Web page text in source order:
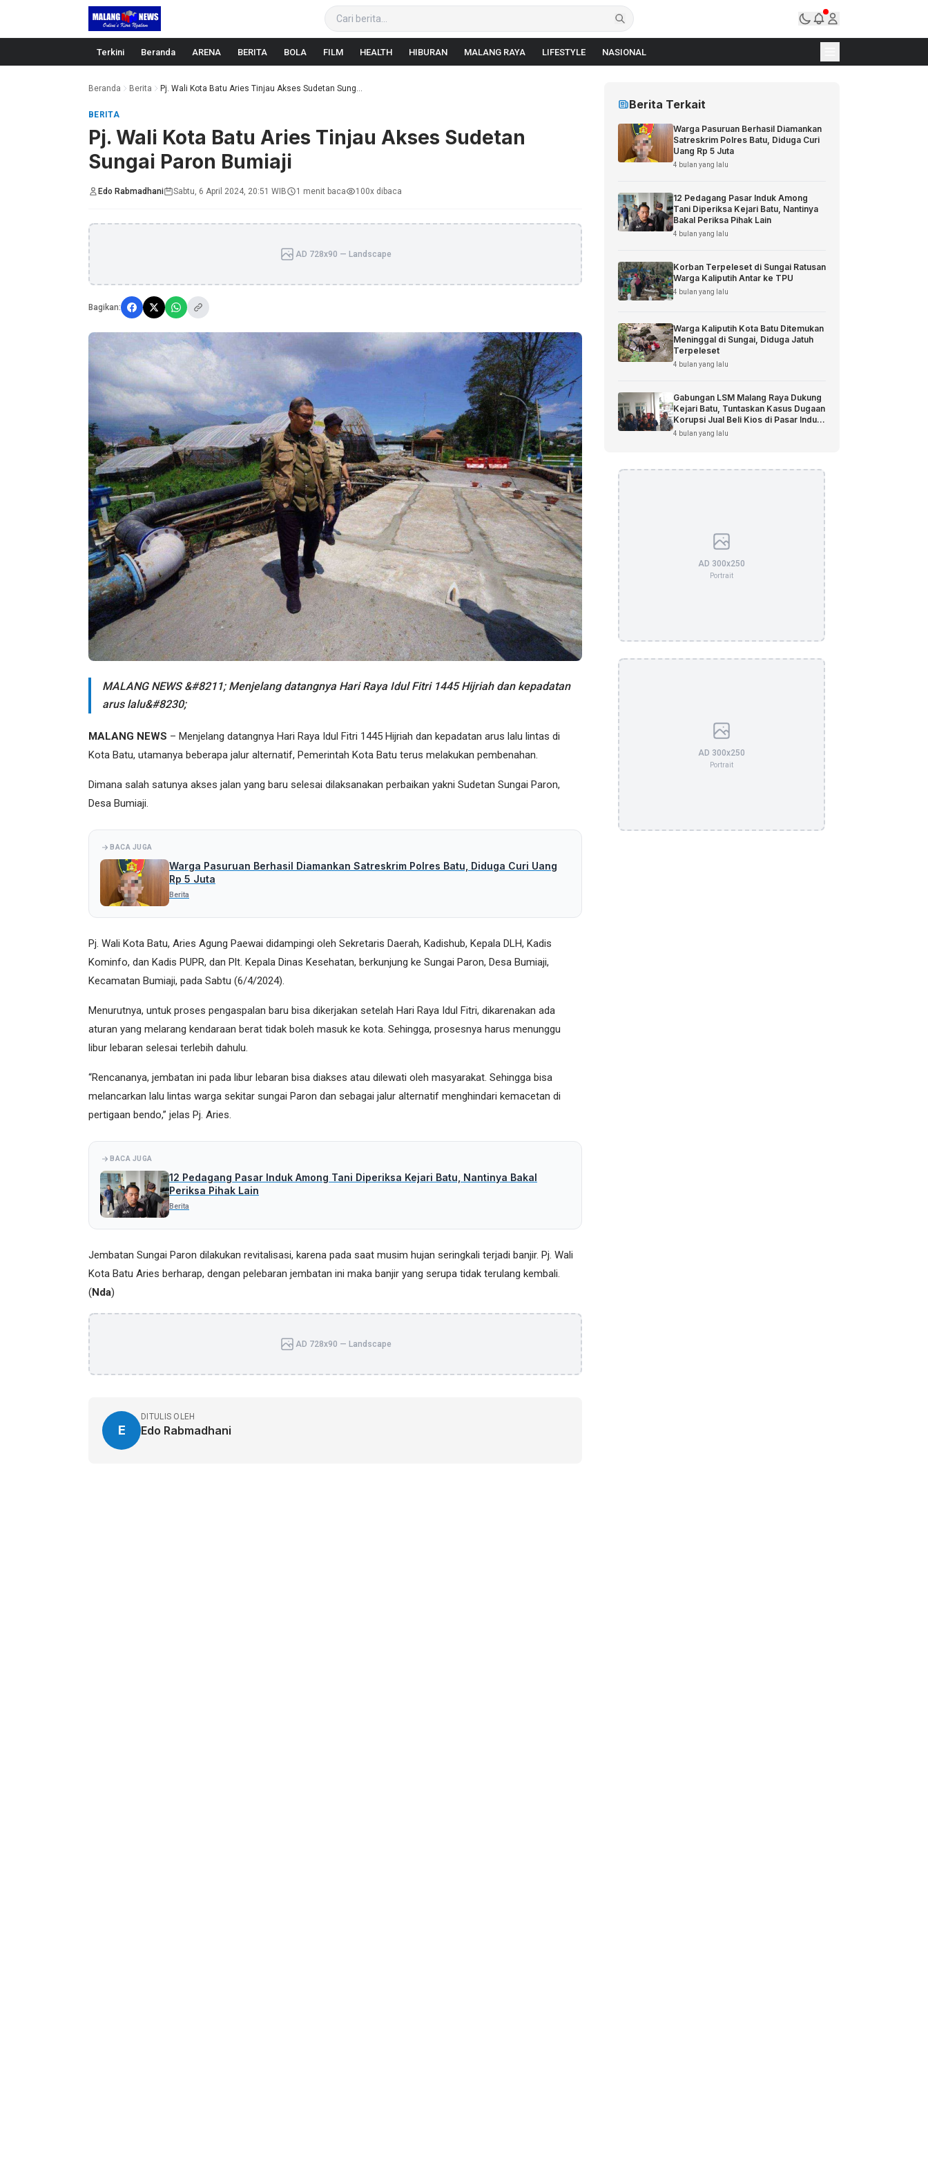
Langsung ke konten
Terkini Beranda ARENA BERITA BOLA FILM HEALTH HIBURAN MALANG RAYA LIFESTYLE NASIONAL
Beranda Berita Pj. Wali Kota Batu Aries Tinjau Akses Sudetan Sung...
BERITA
Pj. Wali Kota Batu Aries Tinjau Akses Sudetan
Sungai Paron Bumiaji
Edo Rabmadhani Sabtu, 6 April 2024, 20:51 WIB 1 menit baca 100x dibaca
AD 728x90 — Landscape
Bagikan:
MALANG NEWS &#8211; Menjelang datangnya Hari Raya Idul Fitri 1445 Hijriah dan kepadatan
arus lalu&#8230;
MALANG NEWS – Menjelang datangnya Hari Raya Idul Fitri 1445 Hijriah dan kepadatan arus lalu lintas di
Kota Batu, utamanya beberapa jalur alternatif, Pemerintah Kota Batu terus melakukan pembenahan.
Dimana salah satunya akses jalan yang baru selesai dilaksanakan perbaikan yakni Sudetan Sungai Paron,
Desa Bumiaji.
BACA JUGA
Warga Pasuruan Berhasil Diamankan Satreskrim Polres Batu, Diduga Curi Uang
Rp 5 Juta
Berita
Pj. Wali Kota Batu, Aries Agung Paewai didampingi oleh Sekretaris Daerah, Kadishub, Kepala DLH, Kadis
Kominfo, dan Kadis PUPR, dan Plt. Kepala Dinas Kesehatan, berkunjung ke Sungai Paron, Desa Bumiaji,
Kecamatan Bumiaji, pada Sabtu (6/4/2024).
Menurutnya, untuk proses pengaspalan baru bisa dikerjakan setelah Hari Raya Idul Fitri, dikarenakan ada
aturan yang melarang kendaraan berat tidak boleh masuk ke kota. Sehingga, prosesnya harus menunggu
libur lebaran selesai terlebih dahulu.
“Rencananya, jembatan ini pada libur lebaran bisa diakses atau dilewati oleh masyarakat. Sehingga bisa
melancarkan lalu lintas warga sekitar sungai Paron dan sebagai jalur alternatif menghindari kemacetan di
pertigaan bendo,” jelas Pj. Aries.
BACA JUGA
12 Pedagang Pasar Induk Among Tani Diperiksa Kejari Batu, Nantinya Bakal
Periksa Pihak Lain
Berita
Jembatan Sungai Paron dilakukan revitalisasi, karena pada saat musim hujan seringkali terjadi banjir. Pj. Wali
Kota Batu Aries berharap, dengan pelebaran jembatan ini maka banjir yang serupa tidak terulang kembali.
(Nda)
AD 728x90 — Landscape
E
DITULIS OLEH
Edo Rabmadhani
Berita Terkait
Warga Pasuruan Berhasil Diamankan
Satreskrim Polres Batu, Diduga Curi
Uang Rp 5 Juta
4 bulan yang lalu
12 Pedagang Pasar Induk Among
Tani Diperiksa Kejari Batu, Nantinya
Bakal Periksa Pihak Lain
4 bulan yang lalu
Korban Terpeleset di Sungai Ratusan
Warga Kaliputih Antar ke TPU
4 bulan yang lalu
Warga Kaliputih Kota Batu Ditemukan
Meninggal di Sungai, Diduga Jatuh
Terpeleset
4 bulan yang lalu
Gabungan LSM Malang Raya Dukung
Kejari Batu, Tuntaskan Kasus Dugaan
Korupsi Jual Beli Kios di Pasar Induk
Among Tani
4 bulan yang lalu
AD 300x250
Portrait
AD 300x250
Portrait